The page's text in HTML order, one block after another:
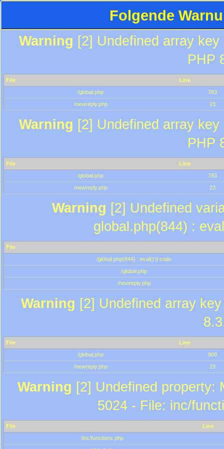
Folgende
Warning [2] Undefined array
PHP
File
Line
/global.php
783
/newreply.php
23
Warning [2] Undefined array
PHP
File
Line
/global.php
783
/newreply.php
23
Warning [2] Undefined
global.php(844) :
File
/global.php(844) : eval()'d code
/global.php
/newreply.php
Warning [2] Undefined array
File
Line
/global.php
909
/newreply.php
23
Warning [2] Undefined property:
5024 - File: inc/
File
Line
/inc/functions.php